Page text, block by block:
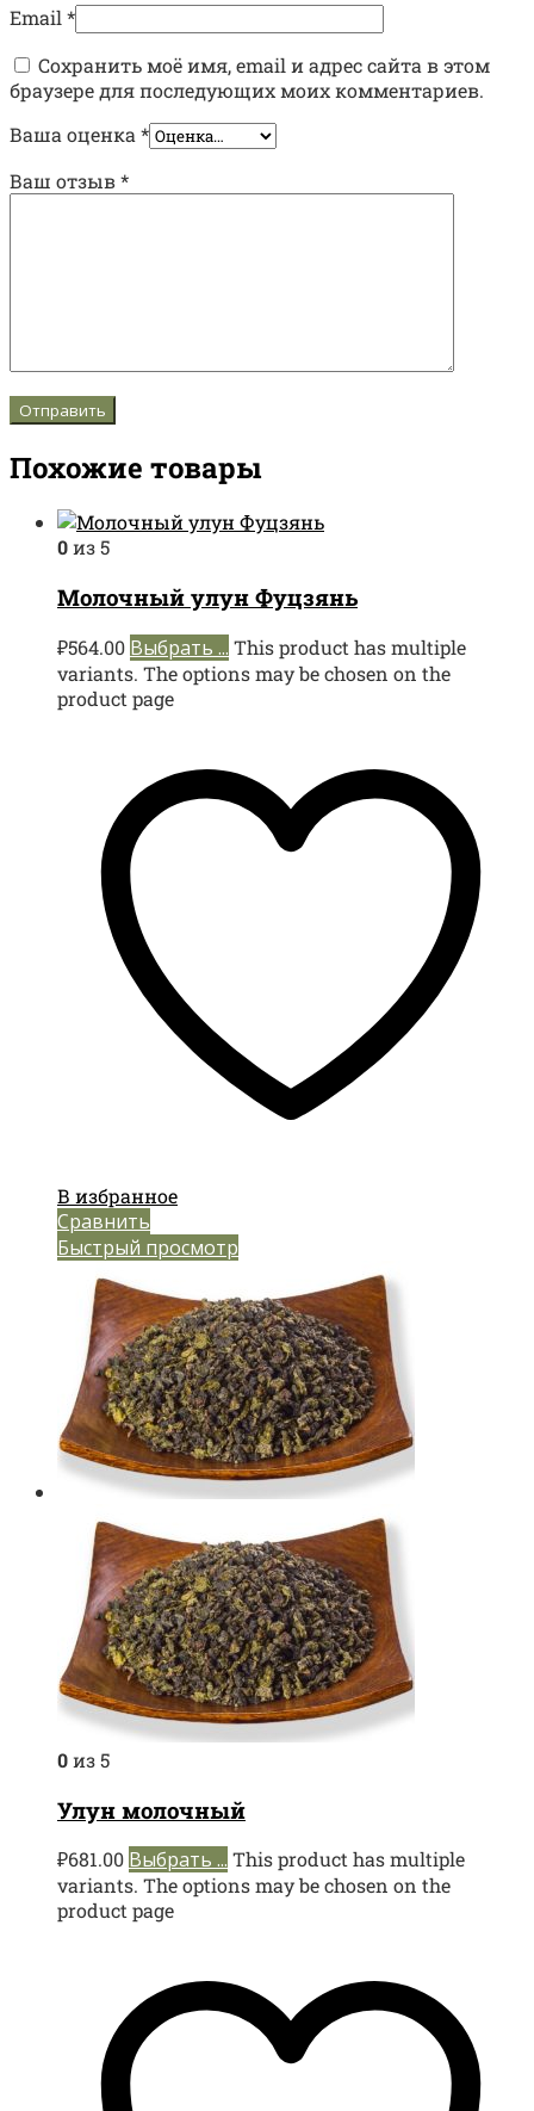
Email *
Сохранить моё имя, email и адрес сайта в этом
браузере для последующих моих комментариев.
Ваша оценка *
Ваш отзыв*
Похожие товары
0из 5
Молочный улун Фуцзянь
₽564.00 Выбрать ... This product has multiple
variants. The options may be chosen on the
product page
В избранное
Сравнить
Быстрый просмотр
0из 5
Улун молочный
₽681.00 Выбрать ... This product has multiple
variants. The options may be chosen on the
product page